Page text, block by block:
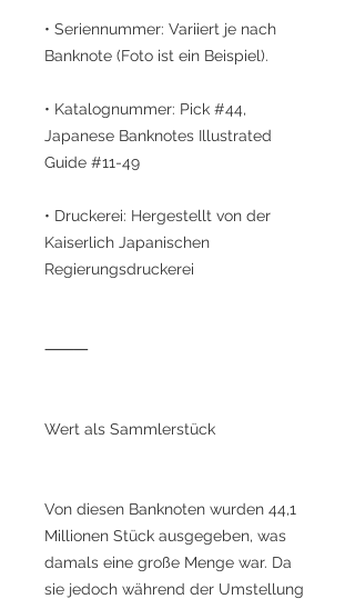
• Seriennummer: Variiert je nach
Banknote (Foto ist ein Beispiel).
• Katalognummer: Pick #44,
Japanese Banknotes Illustrated
Guide #11-49
• Druckerei: Hergestellt von der
Kaiserlich Japanischen
Regierungsdruckerei
⸻
Wert als Sammlerstück
Von diesen Banknoten wurden 44,1
Millionen Stück ausgegeben, was
damals eine große Menge war. Da
sie jedoch während der Umstellung